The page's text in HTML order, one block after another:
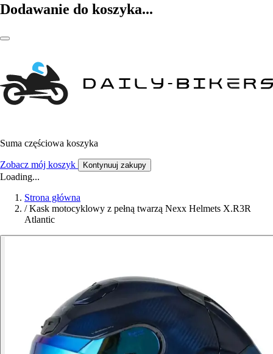
Dodawanie do koszyka...
Suma częściowa koszyka
Zobacz mój koszyk Kontynuuj zakupy
Loading...
Strona główna
/ Kask motocyklowy z pełną twarzą Nexx Helmets X.R3R
Atlantic